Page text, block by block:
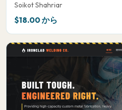
Soikot Shahriar
$18.00 から